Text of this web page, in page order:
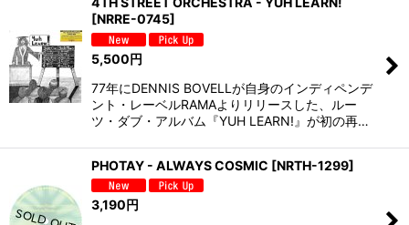
[NRRE-0745]
5,500円
77年にDENNIS BOVELLが自身のインディペンデ
ント・レーベルRAMAよりリリースした、ルー
ツ・ダブ・アルバム『YUH LEARN!』が初の再…
PHOTAY - ALWAYS COSMIC [NRTH-1299]
3,190 円